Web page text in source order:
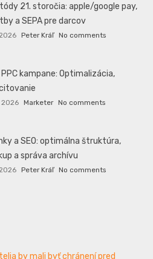
21. storočia: apple/google pay,
a SEPA pre darcov
Peter Kráľ No comments
PPC kampane: Optimalizácia,
2026 Marketer No comments
a SEO: optimálna štruktúra,
a správa archívu
Peter Kráľ No comments
by mali byť chránení pred